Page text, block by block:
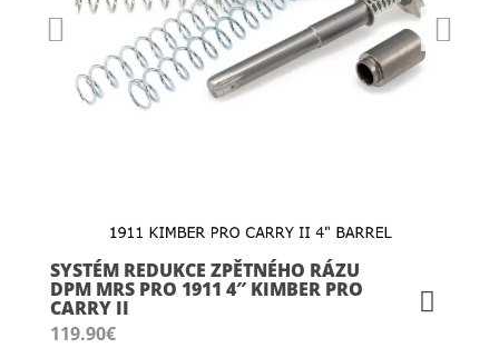
SYSTÉM REDUKCE ZPĚTNÉHO RÁZU
DPM MRS PRO 1911 4″ KIMBER PRO
CARRY II
119.90€